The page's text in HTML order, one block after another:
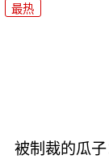
最热
被制裁的瓜